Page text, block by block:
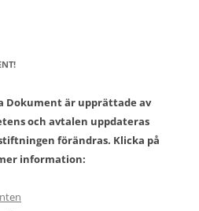
Dokument är upprättade av
och avtalen uppdateras
förändras. Klicka på
information: